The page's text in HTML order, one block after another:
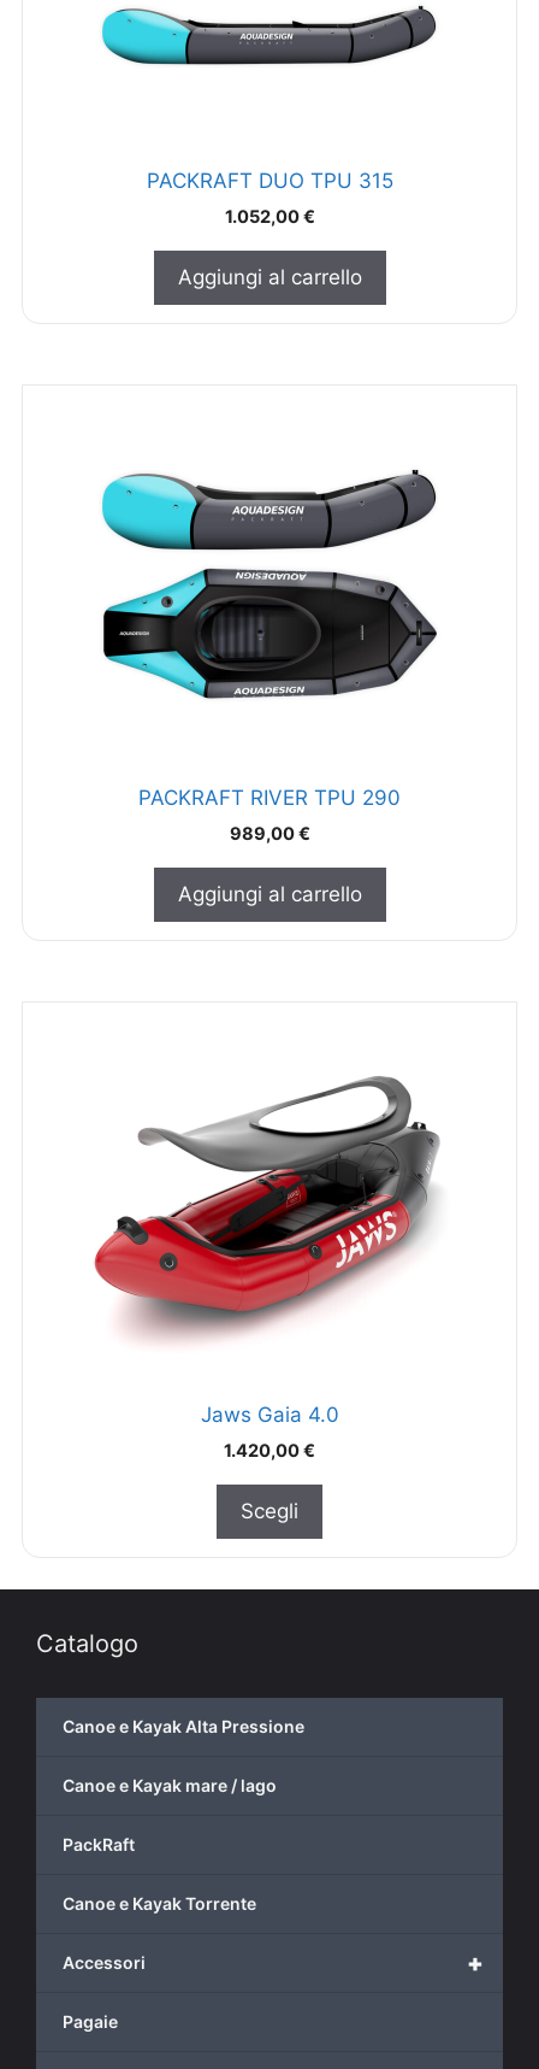
PACKRAFT DUO TPU 315
1.052,00€
Aggiungi al carrello
PACKRAFT RIVER TPU 290
989,00€
Aggiungi al carrello
Jaws Gaia 4.0
1.420,00€
Scegli
Catalogo
Canoe e Kayak Alta Pressione
Canoe e Kayak mare / lago
PackRaft
Canoe e Kayak Torrente
+
Accessori
Pagaie